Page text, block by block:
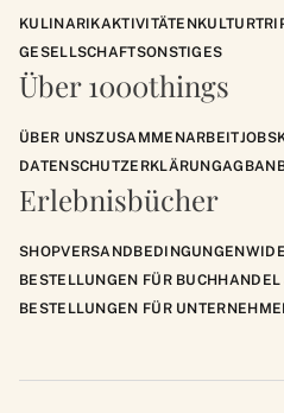
KULINARIKAKTIVITÄTENKULTUR
GESELLSCHAFTSONSTIGES
Über 1000things
ÜBER UNSZUSAMMENARBEITJOBS
DATENSCHUTZERKLÄRUNGAGB
Erlebnisbücher
SHOPVERSANDBEDINGUNGEN
BESTELLUNGEN FÜR
BESTELLUNGEN FÜR